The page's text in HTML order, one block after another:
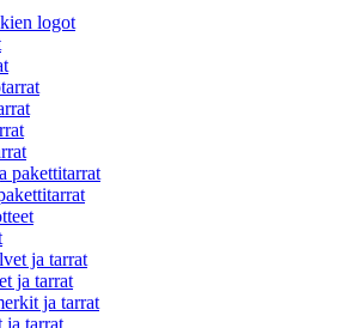
logot
pakettitarrat
ja tarrat
ja tarrat
ja tarrat
ja tarrat